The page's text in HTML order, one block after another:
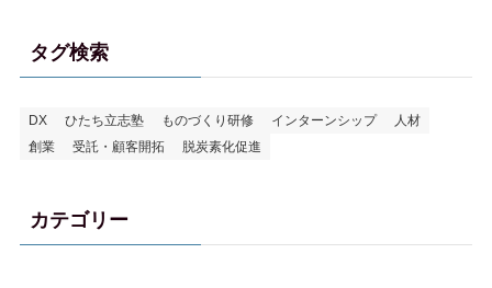
タグ検索
DX ひたち立志塾 ものづくり研修 インターンシップ
人材
創業
受託・顧客開拓 脱炭素化促進
カテゴリー